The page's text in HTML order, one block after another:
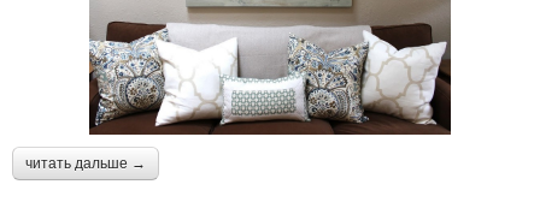
читать дальше →